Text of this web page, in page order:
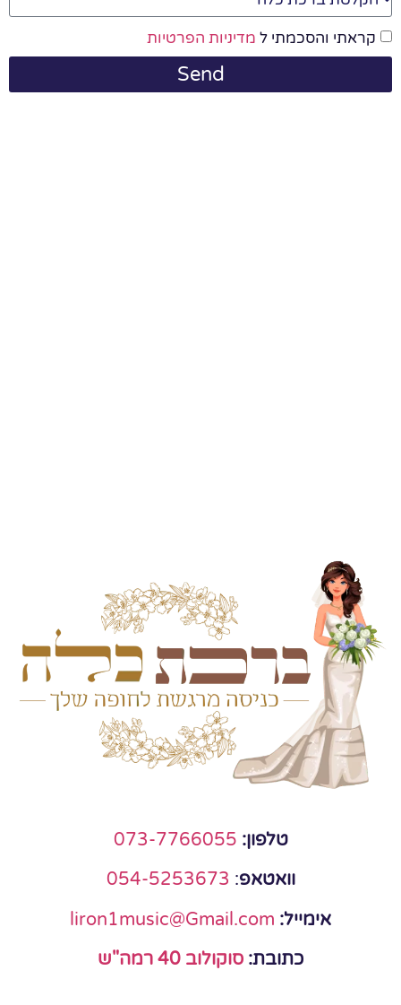
קראתי והסכמתי ל מדיניות הפרטיות
Send
טלפון: 073-7766055
וואטאפ:
054-5253673
אימייל: liron1music@Gmail.com
כתובת: סוקולוב 40 רמה"ש